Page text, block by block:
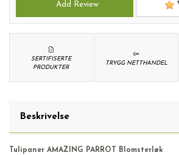
Add Review
TRYGG NETTHANDEL
SERTIFISERTE
PRODUKTER
Beskrivelse
Tulipaner AMAZING PARROT Blomsterløk